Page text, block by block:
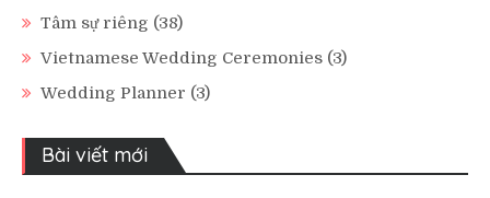
Tâm sự riêng (38)
Vietnamese Wedding Ceremonies (3)
Wedding Planner (3)
Bài viết mới